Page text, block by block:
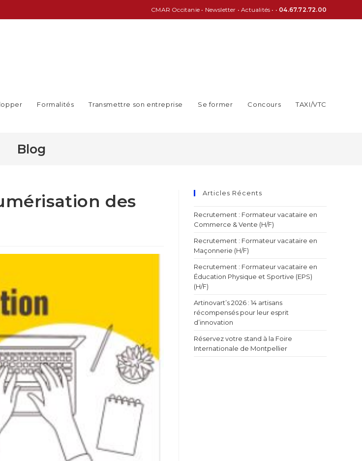
CMAR Occitanie• Newsletter •Actualités • • 04.67.72.72.00
Formalités Transmettre son entreprise Se former Concours TAXI/VTC
Blog
des
Articles Récents
Recrutement : Formateur vacataire en
Commerce & Vente (H/F)
Recrutement : Formateur vacataire en
Maçonnerie (H/F)
Recrutement : Formateur vacataire en
Éducation Physique et Sportive (EPS)
(H/F)
Artinovart’s 2026 : 14 artisans
récompensés pour leur esprit
d’innovation
Réservez votre stand à la Foire
Internationale de Montpellier